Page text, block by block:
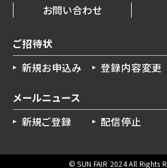
お問い合わせ
ご招待状
新規お申込み
登録内容変更
メールニュース
新規ご登録
配信停止
© SUN FAIR 2024 All Rights